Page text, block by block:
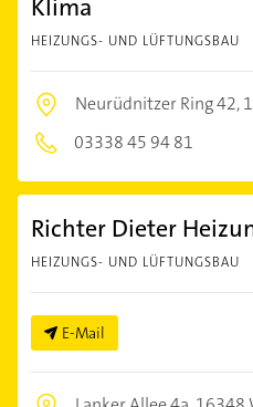
Klima
HEIZUNGS- UND LÜFTUNGSBAU
Neurüdnitzer Ring 42,
03338 45 94 81
Richter Dieter
HEIZUNGS- UND LÜFTUNGSBAU
E-Mail